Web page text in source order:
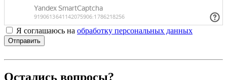
Я соглашаюсь на обработку персональных данных
Отправить
Остались вопросы?